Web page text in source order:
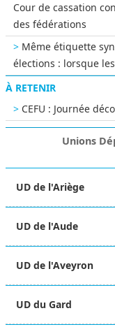
Cour de cassation
des fédérations
Même étiquette
élections : lorsque
À RETENIR
CEFU : Journée
Unions
UD de l'Ariège
09000 FOIX
05 61 65 45 50
ud-09@unsa.org
UD de l'Aude
11000 CARCASSONNE
04 68 25 68 85
ud-11@unsa.org
UD de l'Aveyron
12000 RODEZ
UD du Gard